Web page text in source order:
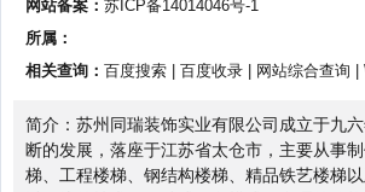
网站备案： 苏ICP备14014046号-1
所属：
相关查询： 百度搜索 百度收录 网站综合查询
简介：苏州同瑞装饰实业有限公司成立于九
断的发展，落座于江苏省太仓市，主要从事
梯、工程楼梯、钢结构楼梯、精品铁艺楼梯